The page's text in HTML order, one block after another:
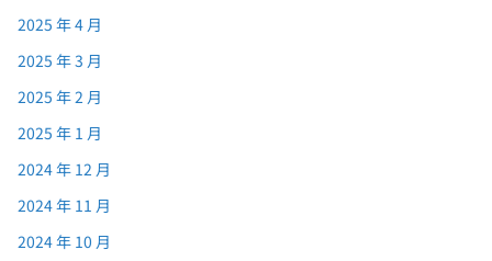
2025 年 4 月
2025 年 3 月
2025 年 2 月
2025 年 1 月
2024 年 12 月
2024 年 11 月
2024 年 10 月